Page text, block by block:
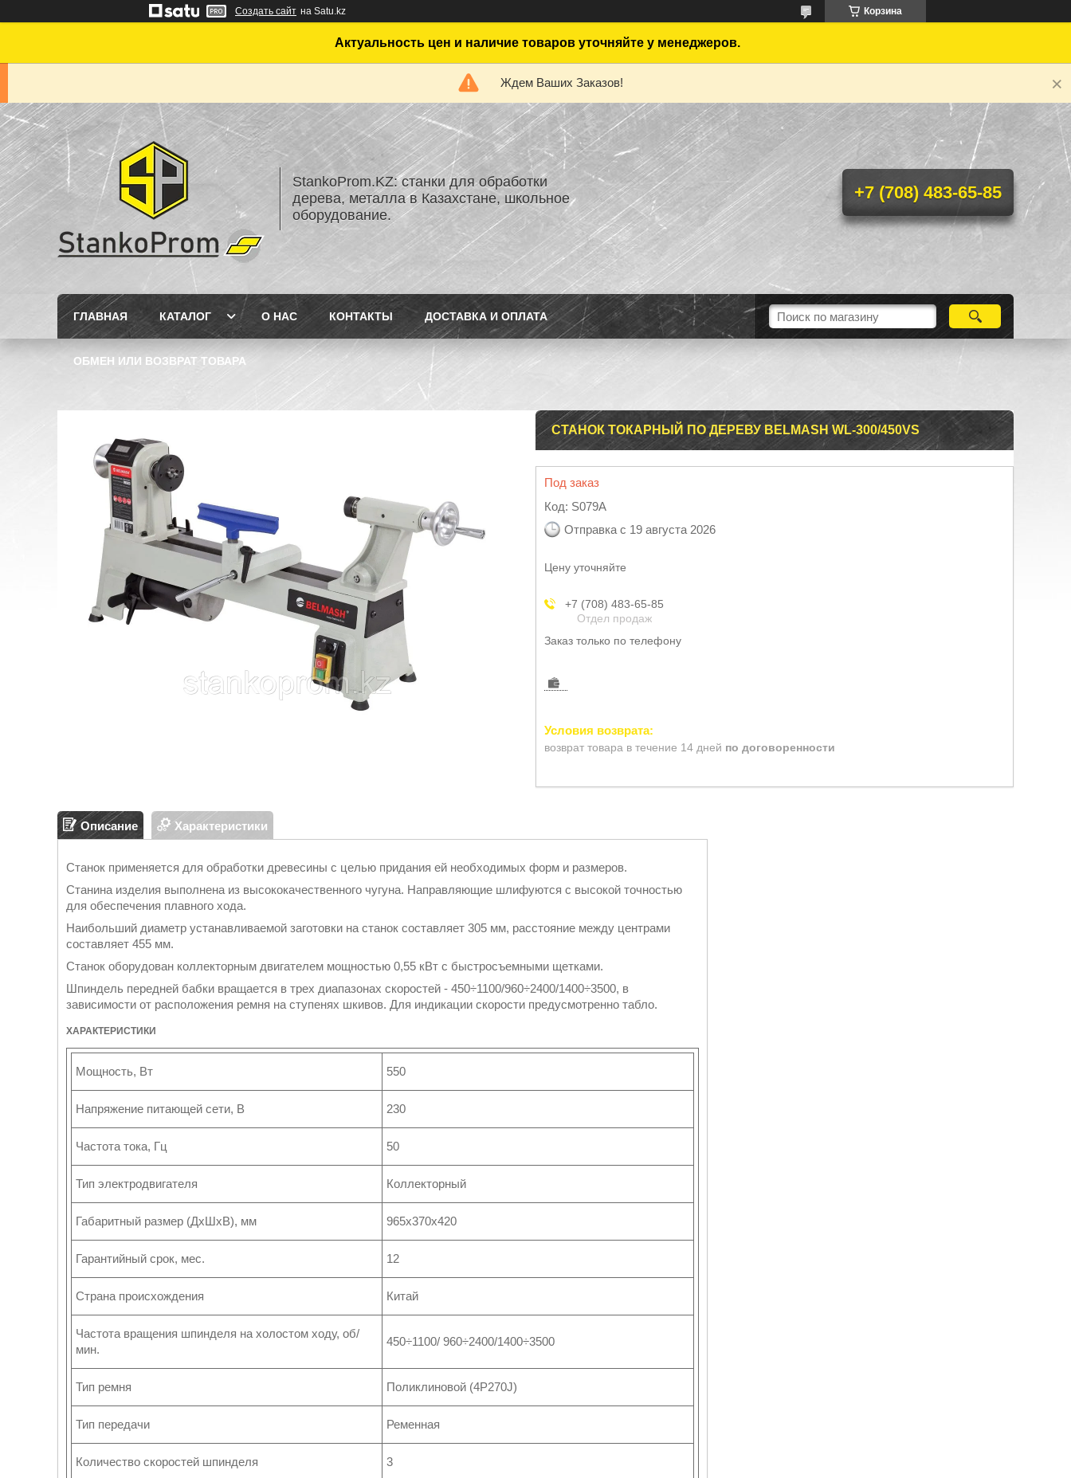
Создать сайт на Satu.kz Корзина
Актуальность цен и наличие товаров уточняйте у менеджеров.
Ждем Ваших Заказов!
StankoProm.KZ: станки для обработки
дерева, металла в Казахстане, школьное
оборудование.
+7 (708) 483-65-85
ГЛАВНАЯ КАТАЛОГ О НАС КОНТАКТЫ ДОСТАВКА И ОПЛАТА
ОБМЕН ИЛИ ВОЗВРАТ ТОВАРА
СТАНОК ТОКАРНЫЙ ПО ДЕРЕВУ BELMASH WL-300/450VS
Под заказ
Код: S079A
Отправка с 19 августа 2026
Цену уточняйте
+7 (708) 483-65-85
Отдел продаж
Заказ только по телефону
возврат товара в течение 14 дней по договоренности
Описание Характеристики
Станок применяется для обработки древесины c целью придания ей необходимых форм и размеров.
Станина изделия выполнена из высококачественного чугуна. Направляющие шлифуются с высокой точностью
для обеспечения плавного хода.
Наибольший диаметр устанавливаемой заготовки на станок составляет 305 мм, расстояние между центрами
составляет 455 мм.
Станок оборудован коллекторным двигателем мощностью 0,55 кВт с быстросъемными щетками.
Шпиндель передней бабки вращается в трех диапазонах скоростей - 450÷1100/960÷2400/1400÷3500, в
зависимости от расположения ремня на ступенях шкивов. Для индикации скорости предусмотренно табло.
ХАРАКТЕРИСТИКИ
Мощность, Вт 550
Напряжение питающей сети, В 230
Частота тока, Гц 50
Тип электродвигателя Коллекторный
Габаритный размер (ДхШхВ), мм 965х370х420
Гарантийный срок, мес. 12
Страна происхождения Китай
Частота вращения шпинделя на холостом ходу, об/
мин.
450÷1100/ 960÷2400/1400÷3500
Тип ремня Поликлиновой (4P270J)
Тип передачи Ременная
Количество скоростей шпинделя 3